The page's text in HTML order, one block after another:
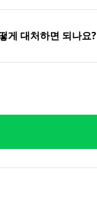
게 대처하면 되나요?